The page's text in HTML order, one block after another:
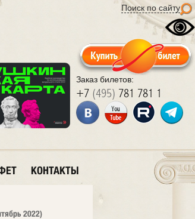
Поиск по сайту
Заказ билетов:
+7 (495) 781 781 1
КОНТАКТЫ
2022)